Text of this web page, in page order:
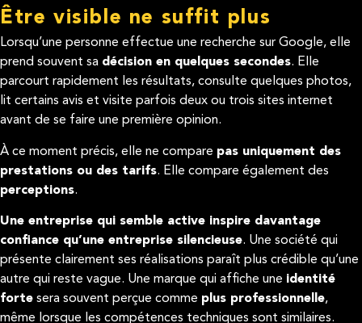
Être visible ne suffit plus
Lorsqu’une personne effectue une recherche sur Google, elle
prend souvent sa décision en quelques secondes. Elle
parcourt rapidement les résultats, consulte quelques photos,
lit certains avis et visite parfois deux ou trois sites internet
avant de se faire une première opinion.
À ce moment précis, elle ne compare pas uniquement des
prestations ou des tarifs. Elle compare également des
perceptions.
Une entreprise qui semble active inspire davantage
confiance qu’une entreprise silencieuse. Une société qui
présente clairement ses réalisations paraît plus crédible qu’une
autre qui reste vague. Une marque qui affiche une identité
forte sera souvent perçue comme plus professionnelle,
même lorsque les compétences techniques sont similaires.